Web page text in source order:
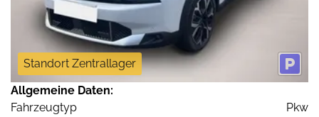
Standort Zentrallager
Allgemeine Daten:
Fahrzeugtyp
Pkw